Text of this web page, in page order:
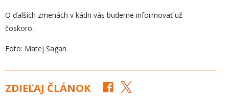
O ďalších zmenách v kádri vás budeme informovať už
čoskoro.
Foto: Matej Sagan
ZDIEĽAJ ČLÁNOK